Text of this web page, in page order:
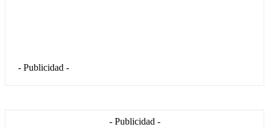
- Publicidad -
- Publicidad -